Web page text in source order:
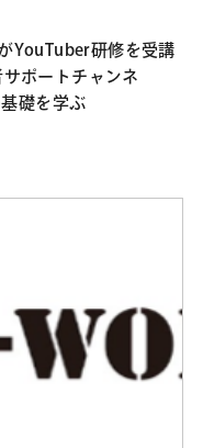
YouTuber研修を受講
ポートチャンネ
礎を学ぶ